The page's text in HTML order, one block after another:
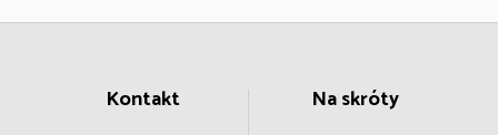
Kontakt Na skróty